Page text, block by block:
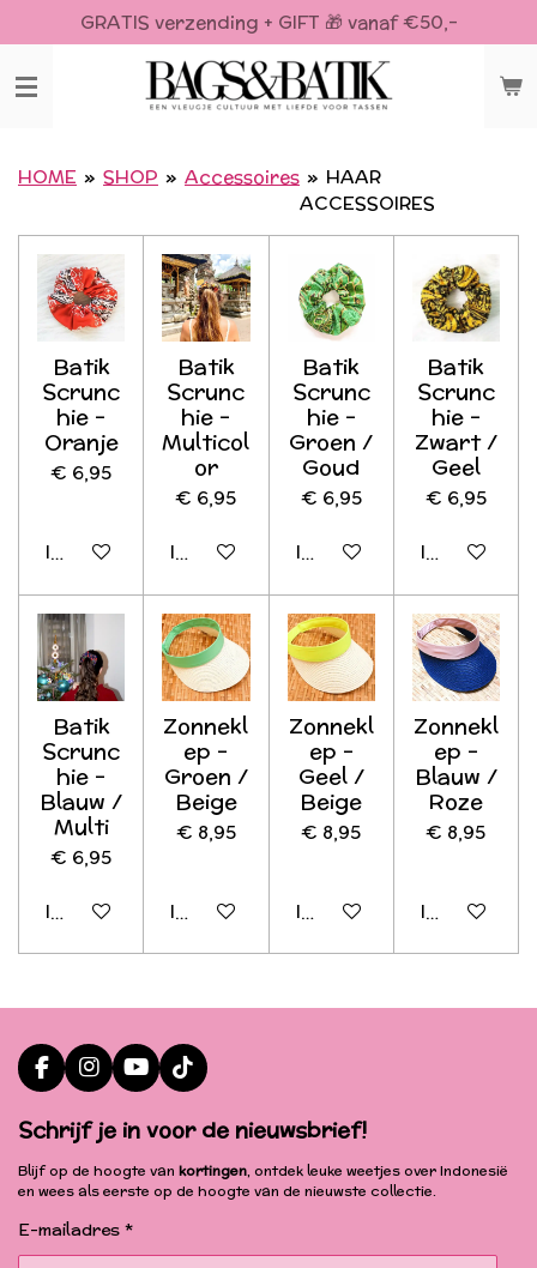
direct
naar
de
GRATIS verzending + GIFT 🎁 vanaf €50,-
HOME » SHOP » Accessoires » HAAR
ACCESSOIRES
Batik
Scrunc
hie -
Oranje
€ 6,95
In winkelwagen
Batik
Scrunc
hie -
Multicol
or
€ 6,95
In winkelwagen
Batik
Scrunc
hie -
Groen /
Goud
€ 6,95
In winkelwagen
Batik
Scrunc
hie -
Zwart /
Geel
€ 6,95
In
Batik
Scrunc
hie -
Blauw /
Multi
€ 6,95
In winkelwagen
Zonnekl
ep -
Groen /
Beige
€ 8,95
In winkelwagen
Zonnekl
ep -
Geel /
Beige
€ 8,95
In winkelwagen
Zonnekl
ep -
Blauw /
Roze
€ 8,95
In
F
a
c
e
b
o
k
I
n
s
t
a
g
a
m
Y
o
u
T
u
b
T
i
k
T
o
k
Schrijf je in voor de nieuwsbrief!
Blijf op de hoogte van kortingen, ontdek leuke weetjes over Indonesië
en wees als eerste op de hoogte van de nieuwste collectie.
E-mailadres *